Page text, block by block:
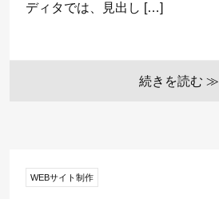
ディタでは、見出し […]
続きを読む ≫
WEBサイト制作